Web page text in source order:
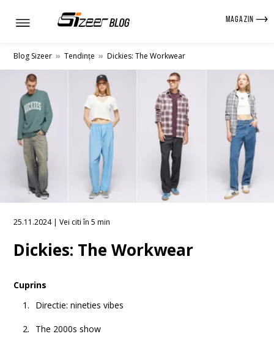
MAGAZIN
Blog Sizeer » Tendințe » Dickies: The Workwear
25.11.2024 | Vei citi în 5 min
Dickies: The Workwear
Cuprins
Directie: nineties vibes
The 2000s show